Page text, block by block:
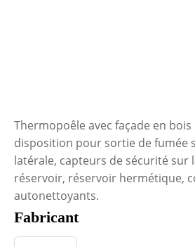
Thermopoêle avec façade en bois
disposition pour sortie de fumée
latérale, capteurs de sécurité sur
réservoir, réservoir hermétique,
autonettoyants.
Fabricant